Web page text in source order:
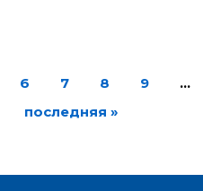
6 7 8 9
…
последняя »